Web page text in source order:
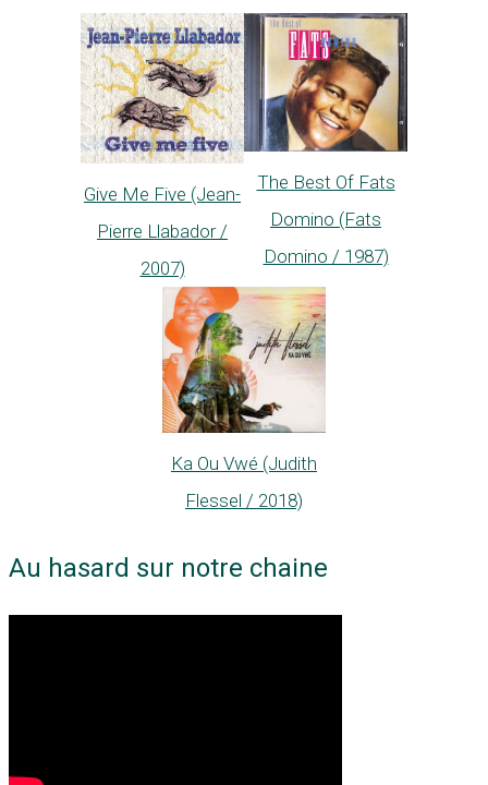
Give Me Five (Jean-
Pierre Llabador /
2007)
The Best Of Fats
Domino (Fats
Domino / 1987)
Ka Ou Vwé (Judith
Flessel / 2018)
Au hasard sur notre chaine